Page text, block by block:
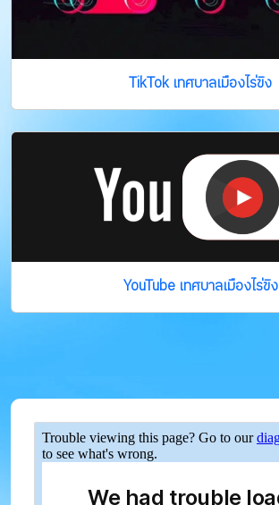
TikTok เทศบาลเมืองไร่ขิง
YouTube เทศบาลเมืองไร่ขิง